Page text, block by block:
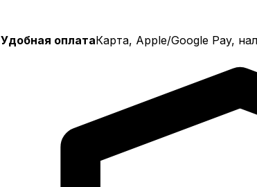
Удобная оплатаКарта, Apple/Google Pay,